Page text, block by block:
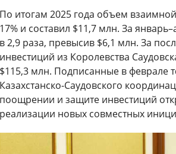
По итогам 2025 года объем
17% и составил $11,7 млн. За
в 2,9 раза, превысив $6,1 млн. За
инвестиций из Королевства
$115,3 млн. Подписанные в феврале
Казахстанско-Саудовского
поощрении и защите инвестиций
реализации новых совместных